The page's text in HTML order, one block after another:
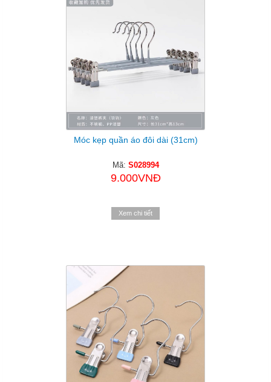
Móc kẹp quần áo đôi dài (31cm)
Mã: S028994
9.000VNĐ
Xem chi tiết